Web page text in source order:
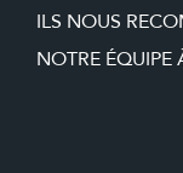
ILS NOUS
NOTRE ÉQUIPE